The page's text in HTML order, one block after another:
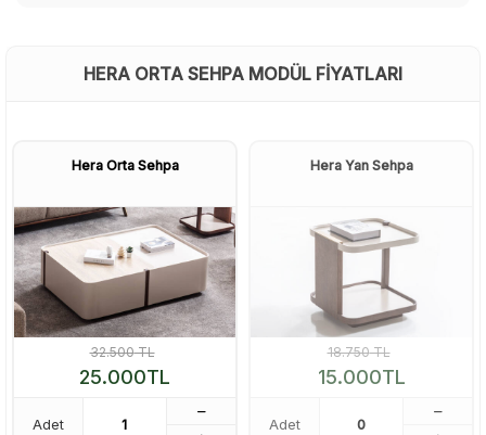
HERA ORTA SEHPA MODÜL FIYATLARI
Hera Orta Sehpa
32.500TL
25.000TL
Adet
Hera Yan Sehpa
18.750TL
15.000TL
Adet